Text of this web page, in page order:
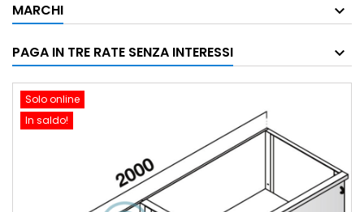
MARCHI
PAGA IN TRE RATE SENZA INTERESSI
Solo online
In saldo!